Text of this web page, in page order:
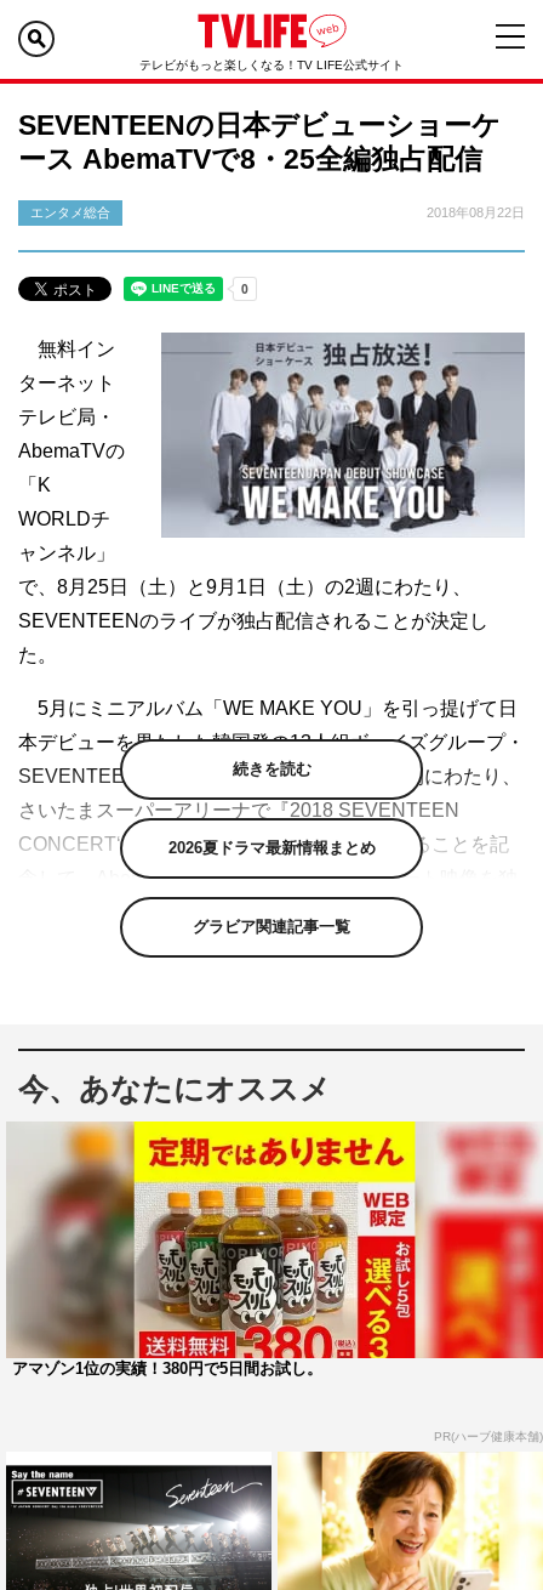
テレビがもっと楽しくなる！TV LIFE公式サイト
SEVENTEENの日本デビューショーケ
ース AbemaTVで8・25全編独占配信
エンタメ総合 2018年08月22日
無料イン
ターネット
テレビ局・
AbemaTVの
「K
WORLDチ
ャンネル」
で、8月25日（土）と9月1日（土）の2週にわたり、
SEVENTEENのライブが独占配信されることが決定し
た。
5月にミニアルバム「WE MAKE YOU」を引っ提げて日
本デビューを果たした韓国発の13人組ボーイズグループ・
SEVENTEEN。彼らが9月4日（火）から5日間にわたり、
さいたまスーパーアリーナで『2018 SEVENTEEN
CONCERT‘IDEAL CUT’IN JAPAN』を開催することを記
念して、AbemaTVでSEVENTEENのコンサート映像を独
占配信する。
9月1日（土）後9時からは、2017年2月に5万人を動員し
た日本でのコンサート『’17 JAPAN CONCERT Say the
name #SEVENTEEN』を独占世界初配信する。
また、Abemaビデオでは、コンサートのメイキング映
像を放送後に公開。兵庫ワールド記念ホールでの4Days、
神奈川横浜アリーナでの2Daysと、彼らのキャリア最大規
模となったコンサート中の姿を追った特別映像は必見だ。
放送日時：8月25日（土）後9時～11時
放送チャンネル：K WORLD
放送URL：https://abema.tv/channels/k-
続きを読む
2026夏ドラマ最新情報まとめ
グラビア関連記事一覧
今、あなたにオススメ
アマゾン1位の実績！380円で5日間お試し。
PR(ハーブ健康本舗)